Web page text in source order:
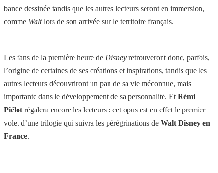
bande dessinée tandis que les autres lecteurs seront en immersion,
comme Waltlors de son arrivée sur le territoire français.
Les fans de la première heure de Disney retrouveront donc, parfois,
l’origine de certaines de ses créations et inspirations, tandis que les
autres lecteurs découvriront un pan de sa vie méconnue, mais
importante dans le développement de sa personnalité. Et Rémi
Piélot régalera encore les lecteurs : cet opus est en effet le premier
volet d’une trilogie qui suivra les pérégrinations de Walt Disney en
France.